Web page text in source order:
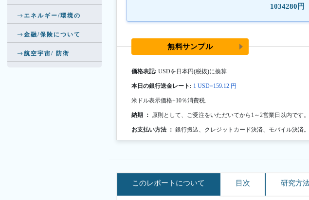
エネルギー/環境の
金融/保険について
航空宇宙/ 防衛
1034280円
無料サンプル
価格表記: USDを日本円(税抜)に換算
本日の銀行送金レート: 1 USD=159.12 円
米ドル表示価格+10％消費税.
納期 ： 原則として、ご受注をいただいてから1～2営業日以内です
お支払い方法 ： 銀行振込、クレジットカード決済、モバイル決済。
このレポートについて 目次 研究方